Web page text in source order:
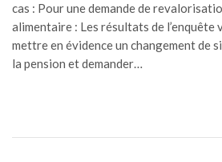
cas : Pour une demande de
alimentaire : Les résultats de
mettre en évidence un changement de
la pension et demander…